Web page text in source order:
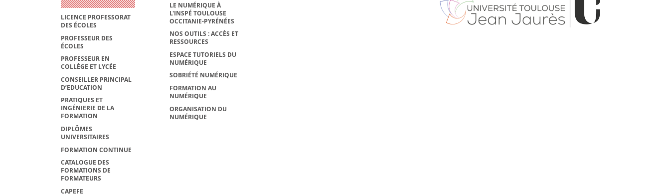
LICENCE PROFESSORAT
DES ÉCOLES
PROFESSEUR DES
ÉCOLES
PROFESSEUR EN
COLLÈGE ET LYCÉE
CONSEILLER PRINCIPAL
D’EDUCATION
PRATIQUES ET
INGÉNIERIE DE LA
FORMATION
DIPLÔMES
UNIVERSITAIRES
FORMATION CONTINUE
CATALOGUE DES
FORMATIONS DE
FORMATEURS
CAPEFE
LE NUMÉRIQUE À
L'INSPÉ TOULOUSE
OCCITANIE-PYRÉNÉES
NOS OUTILS : ACCÈS ET
RESSOURCES
ESPACE TUTORIELS DU
NUMÉRIQUE
SOBRIÉTÉ NUMÉRIQUE
FORMATION AU
NUMÉRIQUE
ORGANISATION DU
NUMÉRIQUE